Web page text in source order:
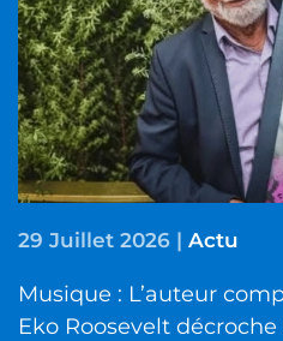
29 Juillet 2026 | Actu
Musique : L’auteur
Eko Roosevelt